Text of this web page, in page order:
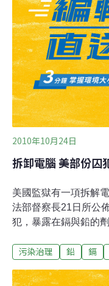
標準」第5條，修增
品、火炸藥這3項有
制，區分為一般地區
方面，增訂的17項包
其中含氯有機化合物
首次納入土壤污染。
2010年10月24日
拆卸電腦 美部份囚
美國監獄有一項拆解
法部督察長21日所公
犯，暴露在鎘與鉛的
1997年開始實施的這
（Glenn Fine）在報
污染治理 鉛 鎘